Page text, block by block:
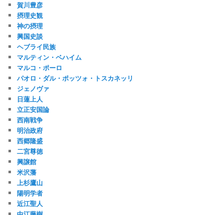
賀川豊彦
摂理史観
神の摂理
興国史談
ヘブライ民族
マルティン・ベハイム
マルコ・ポーロ
パオロ・ダル・ポッツォ・トスカネッリ
ジェノヴァ
日蓮上人
立正安国論
西南戦争
明治政府
西郷隆盛
二宮尊徳
興譲館
米沢藩
上杉鷹山
陽明学者
近江聖人